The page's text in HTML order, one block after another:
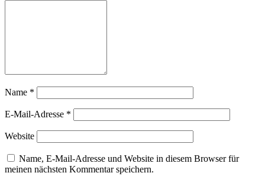
Name *
E-Mail-Adresse *
Website
Name, E-Mail-Adresse und Website in diesem Browser für
meinen nächsten Kommentar speichern.